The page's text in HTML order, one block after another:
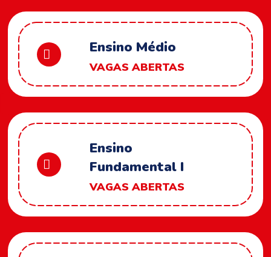
Ensino Médio
VAGAS ABERTAS
Ensino
Fundamental I
VAGAS ABERTAS